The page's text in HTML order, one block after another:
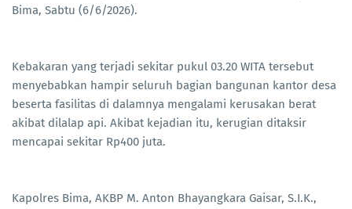
Bima, Sabtu (6/6/2026).
Kebakaran yang terjadi sekitar pukul 03.20 WITA tersebut
menyebabkan hampir seluruh bagian bangunan kantor desa
beserta fasilitas di dalamnya mengalami kerusakan berat
akibat dilalap api. Akibat kejadian itu, kerugian ditaksir
mencapai sekitar Rp400 juta.
Kapolres Bima, AKBP M. Anton Bhayangkara Gaisar, S.I.K.,